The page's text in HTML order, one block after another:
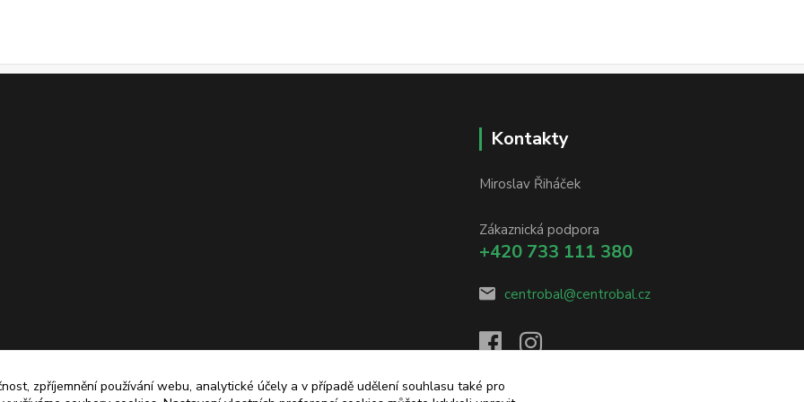
Kontakty
Miroslav Řiháček
Zákaznická podpora
+420 733 111 380
centrobal@centrobal.cz
zpříjemnění používání webu, analytické účely a v případě udělení souhlasu také pro